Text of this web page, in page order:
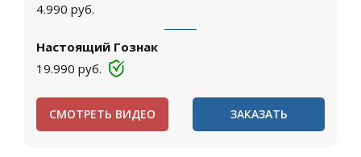
4.990 руб.
Настоящий Гознак
19.990 руб.
СМОТРЕТЬ ВИДЕО ЗАКАЗАТЬ